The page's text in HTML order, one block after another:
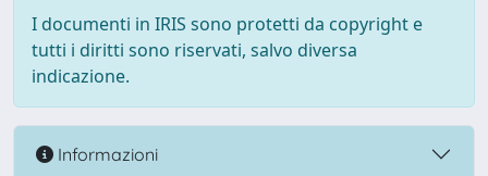
I documenti in IRIS sono protetti da copyright e
tutti i diritti sono riservati, salvo diversa
indicazione.
Informazioni